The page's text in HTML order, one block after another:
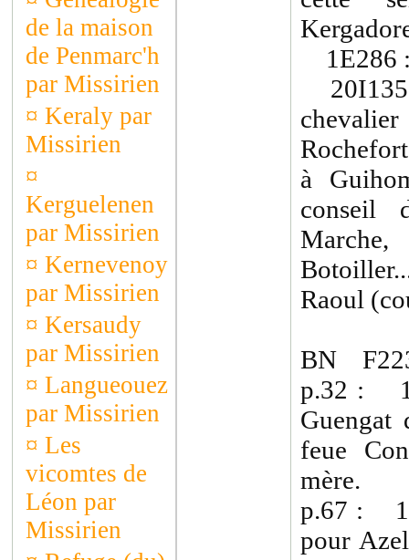
de la maison
de Penmarc'h
par Missirien
¤ Keraly par
Missirien
¤
Kerguelenen
par Missirien
¤ Kernevenoy
par Missirien
¤ Kersaudy
par Missirien
¤ Langueouez
par Missirien
¤ Les
vicomtes de
Léon par
Missirien
1E286
à
conseil
Raoul
BN
p.32 :
Guengat
feue
mère.
p.67 :
pour